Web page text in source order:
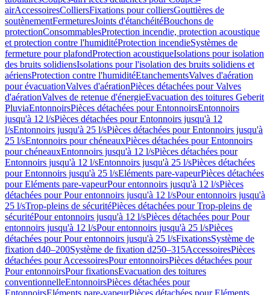
airAccessoiresColliersFixations pour colliersGouttières de
soutènementFermeturesJoints d'étanchéitéBouchons de
protectionConsommablesProtection incendie, protection acoustique
et protection contre l'humiditéProtection incendieSystèmes de
fermeture pour plafondProtection acoustiqueIsolations pour isolation
des bruits solidiensIsolations pour l'isolation des bruits solidiens et
aériensProtection contre l'humiditéEtanchementsValves d'aération
pour évacuationValves d'aérationPièces détachées pour Valves
d'aérationValves de retenue d'énergieEvacuation des toitures Geberit
PluviaEntonnoirsPièces détachées pour EntonnoirsEntonnoirs
jusqu'à 12 l/sPièces détachées pour Entonnoirs jusqu'à 12
l/sEntonnoirs jusqu'à 25 l/sPièces détachées pour Entonnoirs jusqu'à
25 l/sEntonnoirs pour chéneauxPièces détachées pour Entonnoirs
pour chéneauxEntonnoirs jusqu'à 12 l/sPièces détachées pour
Entonnoirs jusqu'à 12 l/sEntonnoirs jusqu'à 25 l/sPièces détachées
pour Entonnoirs jusqu'à 25 l/sEléments pare-vapeurPièces détachées
pour Eléments pare-vapeurPour entonnoirs jusqu'à 12 l/sPièces
détachées pour Pour entonnoirs jusqu'à 12 l/sPour entonnoirs jusqu'à
25 l/sTrop-pleins de sécuritéPièces détachées pour Trop-pleins de
sécuritéPour entonnoirs jusqu'à 12 l/sPièces détachées pour Pour
entonnoirs jusqu'à 12 l/sPour entonnoirs jusqu'à 25 l/sPièces
détachées pour Pour entonnoirs jusqu'à 25 l/sFixationsSystème de
fixation d40–200Système de fixation d250–315AccessoiresPièces
détachées pour AccessoiresPour entonnoirsPièces détachées pour
Pour entonnoirsPour fixationsEvacuation des toitures
conventionnelleEntonnoirsPièces détachées pour
EntonnoirsEléments pare-vapeurPièces détachées pour Eléments